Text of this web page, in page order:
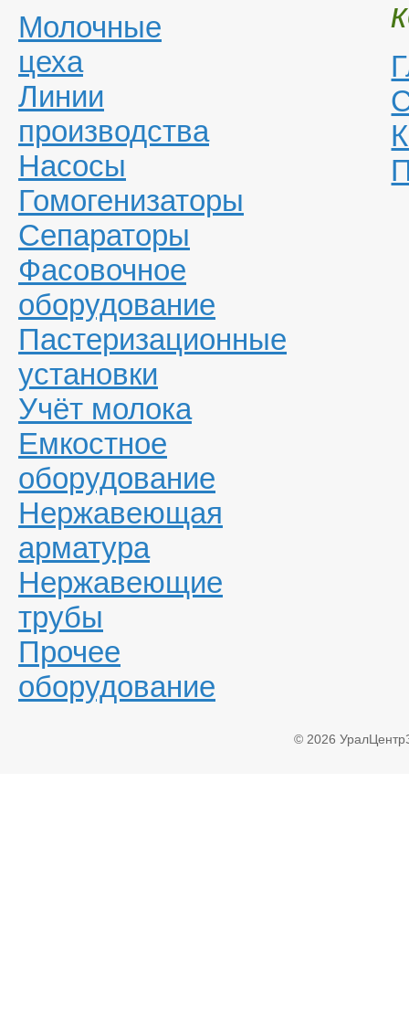
Молочные
цеха
Линии
производства
Насосы
Гомогенизаторы
Сепараторы
Фасовочное
оборудование
Пастеризационные
установки
Учёт молока
Емкостное
оборудование
Нержавеющая
арматура
Нержавеющие
трубы
Прочее
оборудование
© 2026